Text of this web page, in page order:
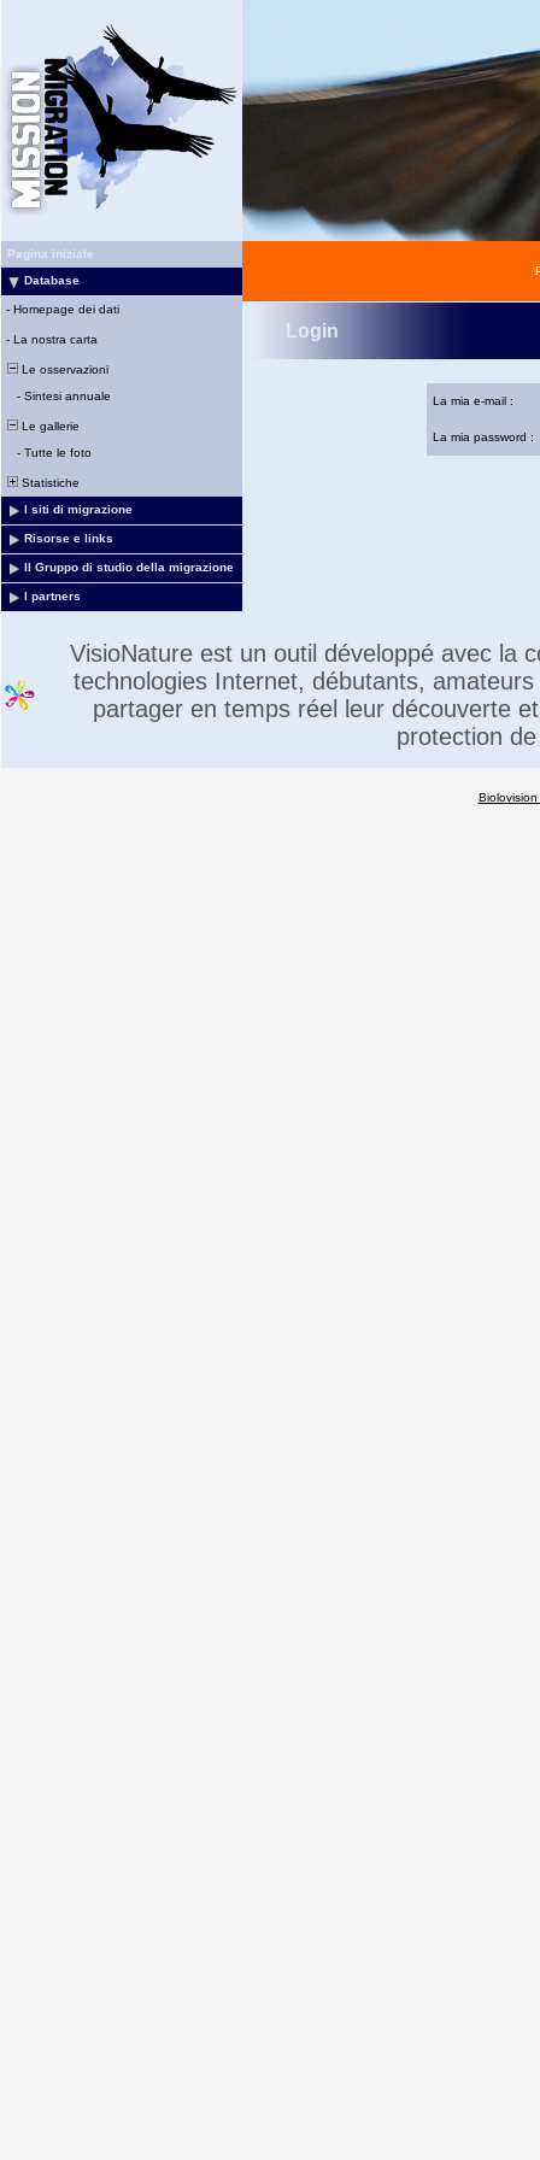
Pagina iniziale
Database
- Homepage dei dati
- La nostra carta
Le osservazioni
- Sintesi annuale
Le gallerie
- Tutte le foto
Statistiche
I siti di migrazione
Risorse e links
Il Gruppo di studio della migrazione
I partners
Login
La mia e-mail :
La mia password :
VisioNature est un outil développé avec la
technologies Internet, débutants,
partager en temps réel leur découverte
protection
Biolovision